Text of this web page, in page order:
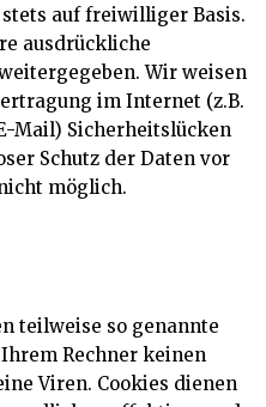
auf freiwilliger Basis.
ausdrückliche
Wir weisen
im Internet (z.B.
Mail) Sicherheitslücken
Schutz der Daten vor
möglich.
teilweise so genannte
Rechner keinen
Viren. Cookies dienen